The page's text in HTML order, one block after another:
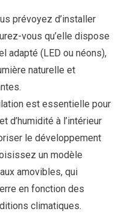
prévoyez d’installer
vous qu’elle dispose
adapté (LED ou néons),
naturelle et
est essentielle pour
d’humidité à l’intérieur
le développement
un modèle
amovibles, qui
en fonction des
climatiques.